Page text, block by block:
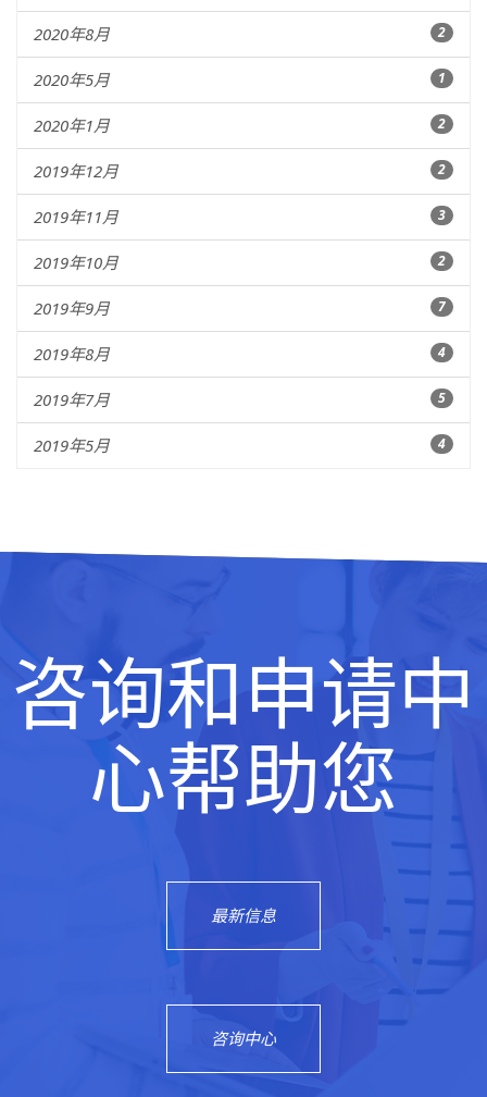
2020年8月 2
2020年5月 1
2020年1月 2
2019年12月 2
2019年11月 3
2019年10月 2
2019年9月 7
2019年8月 4
2019年7月 5
2019年5月 4
咨询和申请中
心帮助您
最新信息
咨询中心